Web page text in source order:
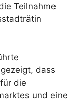
Teilnahme
dass
die
und eine